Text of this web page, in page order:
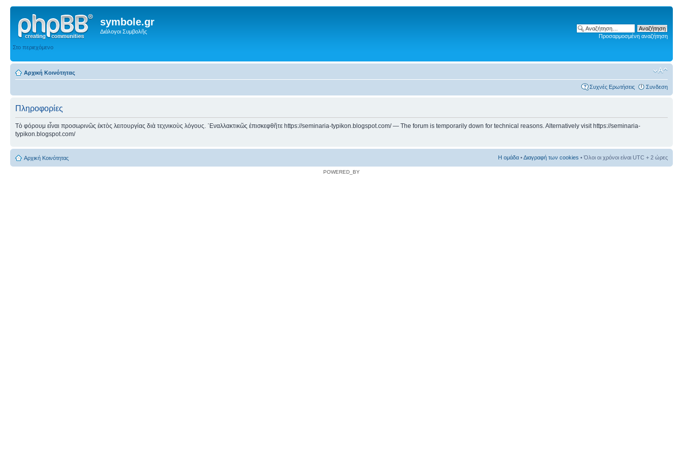
symbole.gr
Διάλογοι Συμβολῆς
Στο περιεχόμενο
Προσαρμοσμένη αναζήτηση
Αρχική Κοινότητας
Συχνές Ερωτήσεις Συνδεση
Πληροφορίες
Τὸ φόρουμ εἶναι προσωρινῶς ἐκτὸς λειτουργίας διὰ τεχνικοὺς λόγους. ᾿Εναλλακτικῶς ἐπισκεφθῆτε https://seminaria-typikon.blogspot.com/ — The forum is temporarily down for technical reasons. Alternatively visit https://seminaria-
typikon.blogspot.com/
Αρχική Κοινότητας Η ομάδα •Διαγραφή των cookies • Όλοι οι χρόνοι είναι UTC + 2 ώρες
POWERED_BY